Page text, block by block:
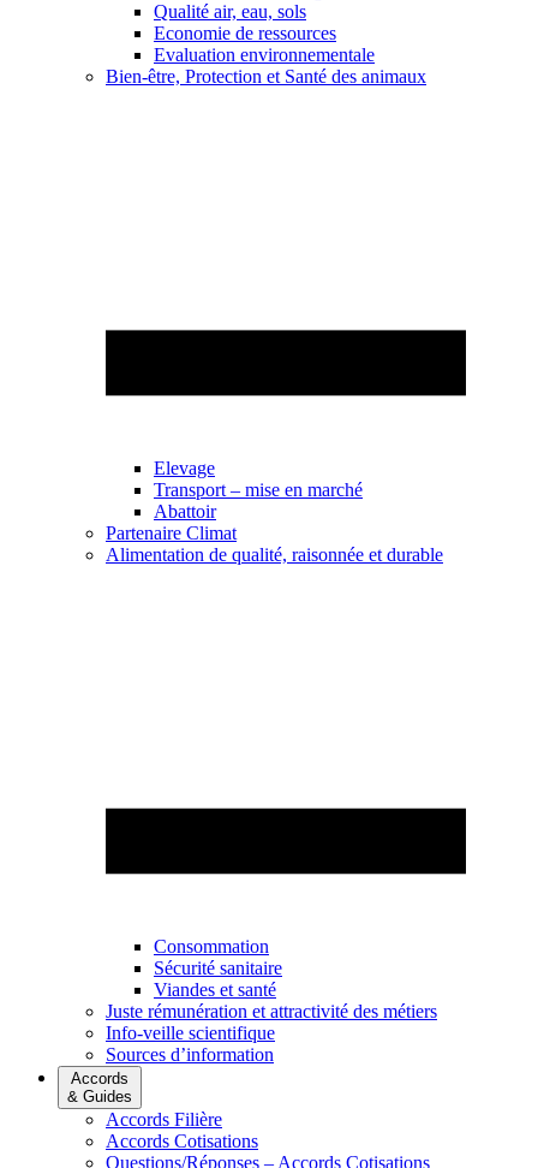
Qualité air, eau, sols
Economie de ressources
Evaluation environnementale
Bien-être, Protection et Santé des animaux
Elevage
Transport – mise en marché
Abattoir
Partenaire Climat
Alimentation de qualité, raisonnée et durable
Consommation
Sécurité sanitaire
Viandes et santé
Juste rémunération et attractivité des métiers
Info-veille scientifique
Sources d’information
Accords
& Guides
Accords Filière
Accords Cotisations
Questions/Réponses – Accords Cotisations